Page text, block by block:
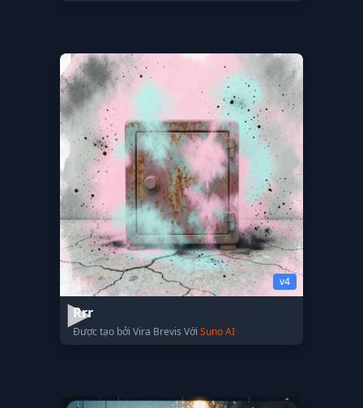
v4
Rrr
Được tạo bởi Vira Brevis Với Suno AI